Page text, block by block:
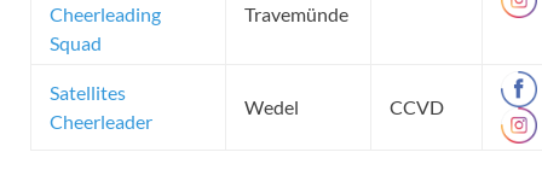
Cheerleading
Squad
Travemünde
Satellites
Cheerleader
Wedel CCVD